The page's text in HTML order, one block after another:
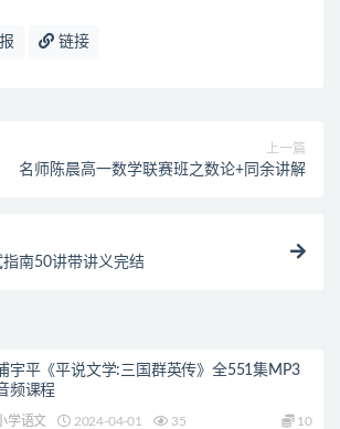
链接
上一篇
名师陈晨高一数学联赛班之数论+同余讲解
南50讲带讲义完结
宇平《平说文学:三国群英传》全551集MP3
频课程
学语文 2024-04-01 35 10